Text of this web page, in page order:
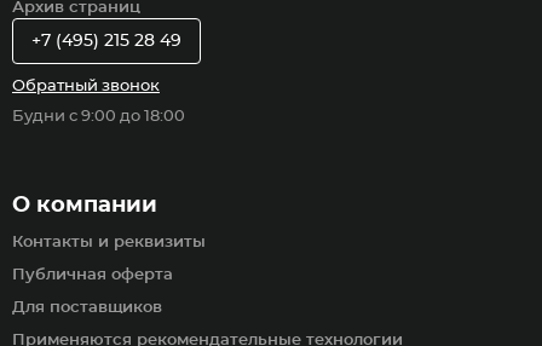
Архив страниц
О компании
Контакты и реквизиты
Публичная оферта
Для поставщиков
Применяются рекомендательные технологии
+7 (495) 215 28 49
Обратный звонок
Будни с 9:00 до 18:00